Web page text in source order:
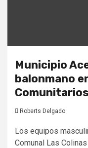
Municipio
balonmano
Roberts Delgado
Los equipos
Comunal Las